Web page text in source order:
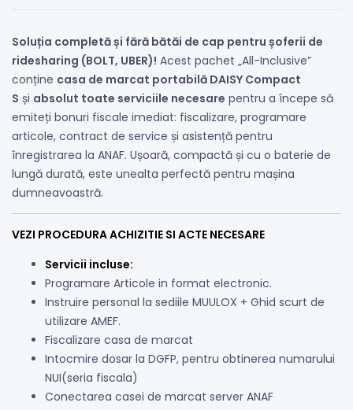
Soluția completă și fără bătăi de cap pentru șoferii de
ridesharing (BOLT, UBER)! Acest pachet „All-Inclusive”
conține casa de marcat portabilă DAISY Compact
S și absolut toate serviciile necesare pentru a începe să
emiteți bonuri fiscale imediat: fiscalizare, programare
articole, contract de service și asistență pentru
înregistrarea la ANAF. Ușoară, compactă și cu o baterie de
lungă durată, este unealta perfectă pentru mașina
dumneavoastră.
VEZI PROCEDURA ACHIZITIE SI ACTE NECESARE
Servicii incluse:
Programare Articole in format electronic.
Instruire personal la sediile MUULOX + Ghid scurt de
utilizare AMEF.
Fiscalizare casa de marcat
Intocmire dosar la DGFP, pentru obtinerea numarului
NUI(seria fiscala)
Conectarea casei de marcat server ANAF